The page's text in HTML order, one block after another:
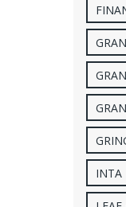
INTA